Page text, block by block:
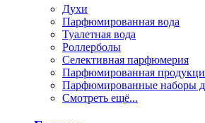
Духи
Парфюмированная вода
Туалетная вода
Роллерболы
Селективная парфюмерия
Парфюмированная
Парфюмированные наборы
Смотреть ещё...